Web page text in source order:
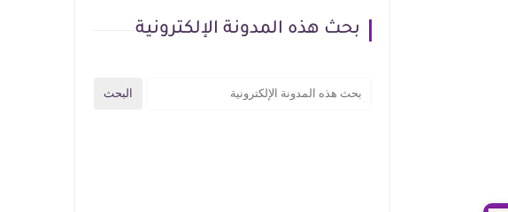
بحث هذه المدونة الإلكترونية